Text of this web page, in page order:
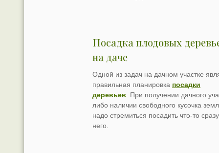
Посадка плодовых
на даче
Одной из задач на дачном участке
правильная планировка посадки
деревьев . При получении дачного
либо наличии свободного кусочка
надо стремиться посадить что-то
него.